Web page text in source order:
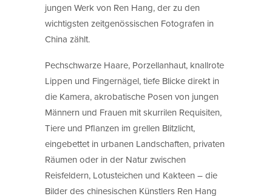
jungen Werk von Ren Hang, der zu den
wichtigsten zeitgenössischen Fotografen in
China zählt.
Pechschwarze Haare, Porzellanhaut, knallrote
Lippen und Fingernägel, tiefe Blicke direkt in
die Kamera, akrobatische Posen von jungen
Männern und Frauen mit skurrilen Requisiten,
Tiere und Pflanzen im grellen Blitzlicht,
eingebettet in urbanen Landschaften, privaten
Räumen oder in der Natur zwischen
Reisfeldern, Lotusteichen und Kakteen – die
Bilder des chinesischen Künstlers Ren Hang